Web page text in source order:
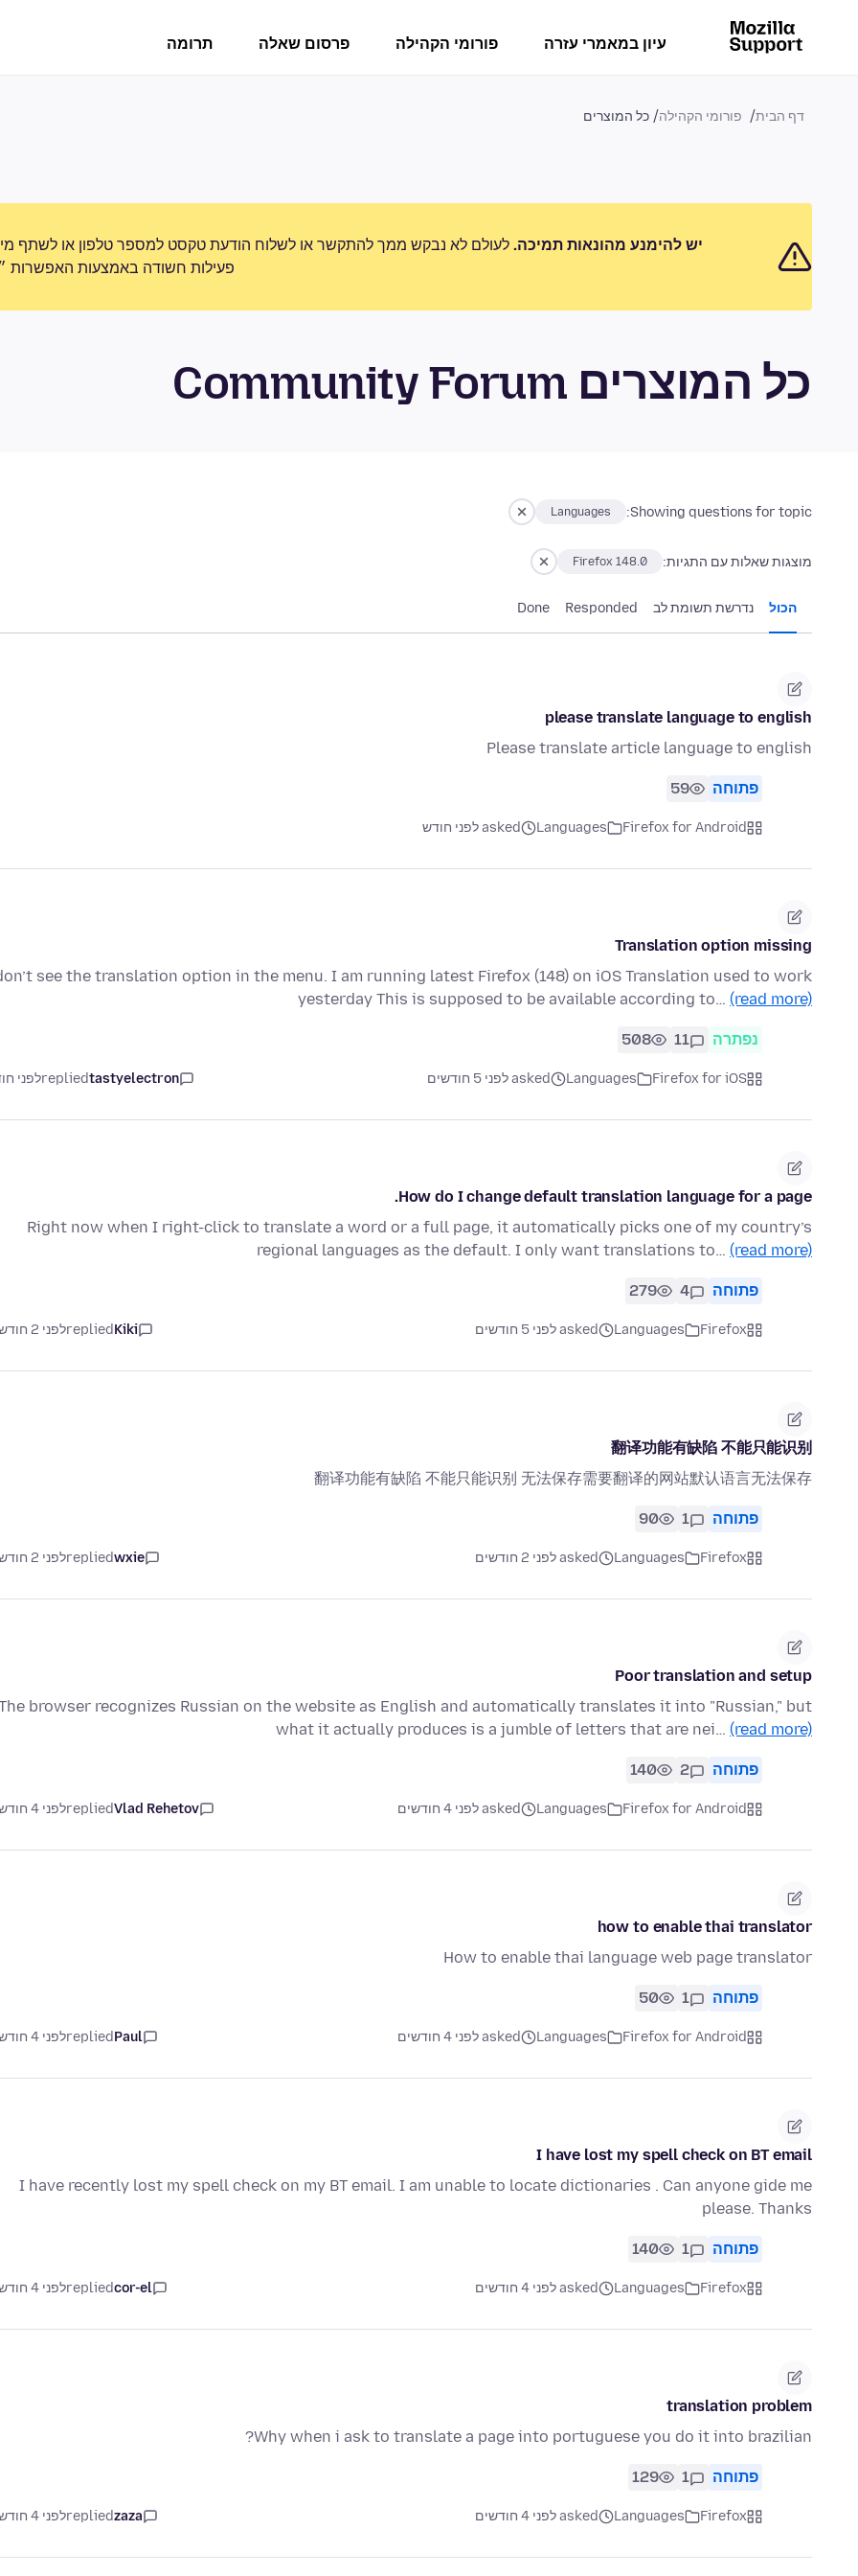
עיון במאמרי עזרה פורומי הקהילה פרסום שאלה תרומה
דף הבית פורומי הקהילה כל המוצרים
יש להימנע מהונאות תמיכה. לעולם לא נבקש ממך להתקשר או לשלוח הודעת טקסט למספר טלפון או לשתף
פעילות חשודה באמצעות האפשרות
כל המוצרים Community Forum
Showing questions for topic:
Languages
מוצגות שאלות עם התגיות: Firefox 148.0
הכול נדרשת תשומת לב Responded
Done
please translate language to english
Please translate article language to english
פתוחה 59
Firefox for Android
Languages asked לפני חודש
Translation option missing
see the translation option in the menu. I am running latest Firefox (148) on iOS Translation used to work
yesterday This is supposed to be available according to… (read more)
נפתרה 11
508
Firefox for iOS
Languages asked לפני 5 חודשים tastyelectron
repliedלפני
How do I change default translation language for a page.
Right now when I right-click to translate a word or a full page, it automatically picks one of my country’s
regional languages as the default. I only want translations to… (read more)
פתוחה 4
279
Firefox
Languages asked לפני 5 חודשים Kiki
repliedלפני 2 חודשים
翻译功能有缺陷 不能只能识别
翻译功能有缺陷 不能只能识别 无法保存需要翻译的网站默认语言无法保存
פתוחה 1
90
Firefox
Languages asked לפני 2 חודשים wxie
repliedלפני 2 חודשים
Poor translation and setup
browser recognizes Russian on the website as English and automatically translates it into "Russian," but
what it actually produces is a jumble of letters that are nei… (read more)
פתוחה 2
140
Firefox for Android
Languages asked לפני 4 חודשים Vlad Rehetov
repliedלפני 4 חודשים
how to enable thai translator
How to enable thai language web page translator
פתוחה 1
50
Firefox for Android
Languages asked לפני 4 חודשים Paul
repliedלפני 4 חודשים
I have lost my spell check on BT email
I have recently lost my spell check on my BT email. I am unable to locate dictionaries . Can anyone gide me
please. Thanks
פתוחה 1
140
Firefox
Languages asked לפני 4 חודשים cor-el
repliedלפני 4 חודשים
translation problem
Why when i ask to translate a page into portuguese you do it into brazilian?
פתוחה 1
129
Firefox
Languages asked לפני 4 חודשים zaza
repliedלפני 4 חודשים